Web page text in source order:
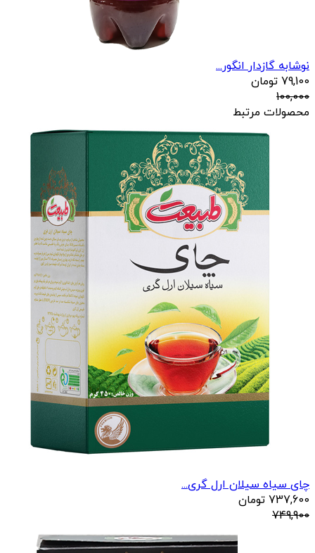
نوشابه گازدار انگور...
79,100 تومان
100,000
محصولات مرتبط
چای سیاه سیلان ارل گری...
737,600 تومان
749,900